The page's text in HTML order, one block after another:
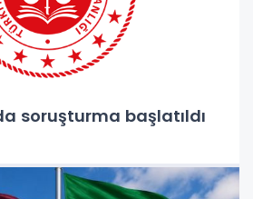
soruşturma başlatıldı